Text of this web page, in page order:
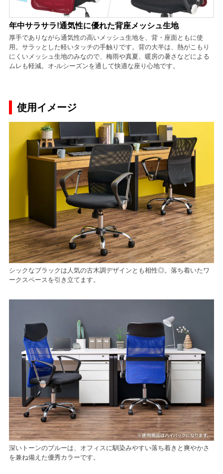
年中サラサラ!通気性に優れた背座メッシュ生地
厚手でありながら通気性の高いメッシュ生地を、背・座面ともに使
用。サラッとした軽いタッチの手触りです。背の大半は、熱がこもり
にくいメッシュ生地のみなので、梅雨や真夏、暖房の暑さなどによる
ムレも軽減。オ-ルシーズンを通して快適な座り心地です。
使用イメージ
シックなブラックは人気の古木調デザインとも相性◎。落ち着いたワ
ークスペースを引き立てます。
深いトーンのブルーは、オフィスに馴染みやすい落ち着きと爽やかさ
を兼ね備えた優秀カラーです。